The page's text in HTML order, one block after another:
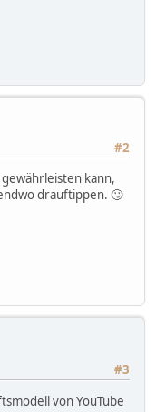
#2
kann,
drauftippen. 🙄
#3
von YouTube